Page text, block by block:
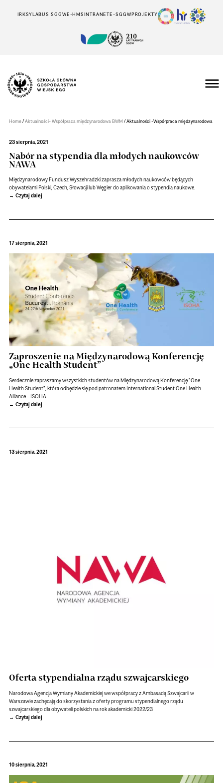
IRKSYLABUS SGGWE-HMSINTRANETE-SGGWPROJEKTY
Wiejskiego
Warszawie
Home/Aktualności- Współpraca międzynarodowa BWM /Aktualności -Współpraca międzynarodowa
23 sierpnia, 2021
Nabór na stypendia dla młodych naukowców
NAWA
Międzynarodowy Fundusz Wyszehradzki zaprasza młodych naukowców będących
obywatelami Polski, Czech, Słowacji lub Węgier do aplikowania o stypendia naukowe.
Czytaj dalej
17 sierpnia, 2021
Zaproszenie na Międzynarodową Konferencję
„One Health Student”
Serdecznie zapraszamy wszystkich studentów na Międzynarodową Konferencję "One
Health Student", która odbędzie się pod patronatem International Student One Health
Alliance – ISOHA.
Czytaj dalej
13 sierpnia, 2021
Oferta stypendialna rządu szwajcarskiego
Narodowa Agencja Wymiany Akademickiej we współpracy z Ambasadą Szwajcarii w
Warszawie zachęcają do skorzystania z oferty programu stypendialnego rządu
szwajcarskiego dla obywateli polskich na rok akademicki 2022/23
Czytaj dalej
10 sierpnia, 2021